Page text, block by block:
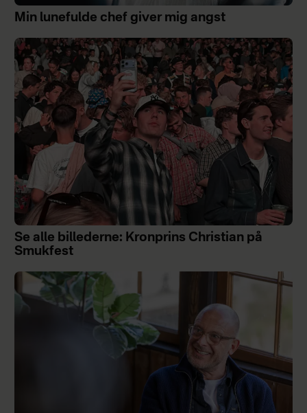
Min lunefulde chef giver mig angst
Se alle billederne: Kronprins Christian på
Smukfest